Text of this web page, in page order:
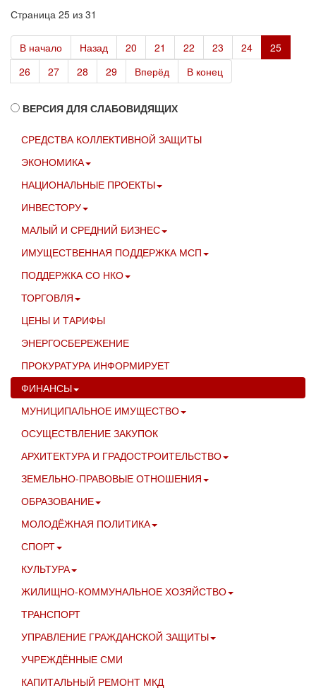
Страница 25 из 31
В начало Назад 20 21 22 23 24
25
26
27 28 29 Вперёд В конец
ВЕРСИЯ ДЛЯ СЛАБОВИДЯЩИХ
СРЕДСТВА КОЛЛЕКТИВНОЙ ЗАЩИТЫ
ЭКОНОМИКА
НАЦИОНАЛЬНЫЕ ПРОЕКТЫ
ИНВЕСТОРУ
МАЛЫЙ И СРЕДНИЙ БИЗНЕС
ИМУЩЕСТВЕННАЯ ПОДДЕРЖКА МСП
ПОДДЕРЖКА СО НКО
ТОРГОВЛЯ
ЦЕНЫ И ТАРИФЫ
ЭНЕРГОСБЕРЕЖЕНИЕ
ПРОКУРАТУРА ИНФОРМИРУЕТ
ФИНАНСЫ
МУНИЦИПАЛЬНОЕ ИМУЩЕСТВО
ОСУЩЕСТВЛЕНИЕ ЗАКУПОК
АРХИТЕКТУРА И ГРАДОСТРОИТЕЛЬСТВО
ЗЕМЕЛЬНО-ПРАВОВЫЕ ОТНОШЕНИЯ
ОБРАЗОВАНИЕ
МОЛОДЁЖНАЯ ПОЛИТИКА
СПОРТ
КУЛЬТУРА
ЖИЛИЩНО-КОММУНАЛЬНОЕ ХОЗЯЙСТВО
ТРАНСПОРТ
УПРАВЛЕНИЕ ГРАЖДАНСКОЙ ЗАЩИТЫ
УЧРЕЖДЁННЫЕ СМИ
КАПИТАЛЬНЫЙ РЕМОНТ МКД